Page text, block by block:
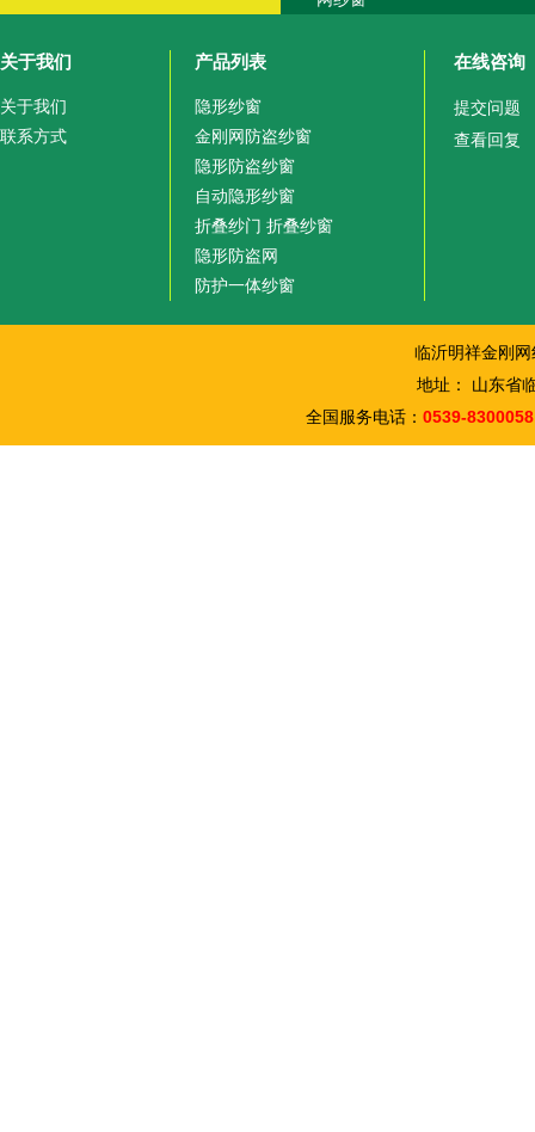
关于我们
关于我们
联系方式
产品列表
隐形纱窗
金刚网防盗纱窗
隐形防盗纱窗
自动隐形纱窗
折叠纱门 折叠纱窗
隐形防盗网
防护一体纱窗
在线咨询
提交问题
查看回复
临沂明祥金刚
地址： 山东省
全国服务电话： 0539-8300058